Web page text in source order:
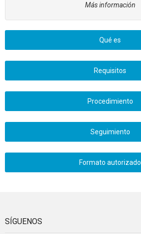
Más información
Qué es
Requisitos
Procedimiento
Seguimiento
Formato autorizado
SÍGUENOS